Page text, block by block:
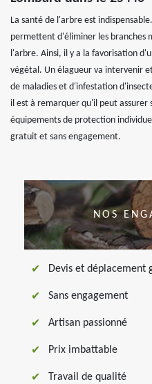
La santé de l'arbre est
permettent d'éliminer les branches
l'arbre. Ainsi, il y a la favorisation
végétal. Un élagueur va intervenir
de maladies et d'infestation
il est à remarquer qu'il peut assurer
équipements de protection
gratuit et sans engagement.
NOS
Devis et déplacement
Sans engagement
Artisan passionné
Prix imbattable
Travail de qualité